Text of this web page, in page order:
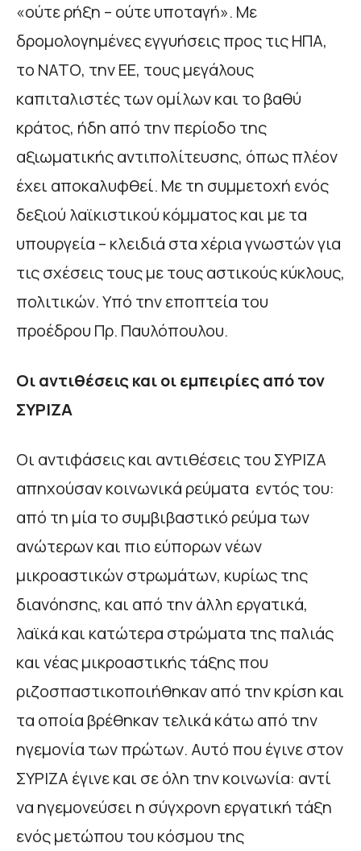
«ούτε ρήξη – ούτε υποταγή». Με
δρομολογημένες εγγυήσεις προς τις ΗΠΑ,
το ΝΑΤΟ, την ΕΕ, τους μεγάλους
καπιταλιστές των ομίλων και το βαθύ
κράτος, ήδη από την περίοδο της
αξιωματικής αντιπολίτευσης, όπως πλέον
έχει αποκαλυφθεί. Με τη συμμετοχή ενός
δεξιού λαϊκιστικού κόμματος και με τα
υπουργεία – κλειδιά στα χέρια γνωστών για
τις σχέσεις τους με τους αστικούς κύκλους,
πολιτικών. Υπό την εποπτεία του
προέδρου Πρ. Παυλόπουλου.
Οι αντιθέσεις και οι εμπειρίες από τον
ΣΥΡΙΖΑ
Οι αντιφάσεις και αντιθέσεις του ΣΥΡΙΖΑ
απηχούσαν κοινωνικά ρεύματα εντός του:
από τη μία το συμβιβαστικό ρεύμα των
ανώτερων και πιο εύπορων νέων
μικροαστικών στρωμάτων, κυρίως της
διανόησης, και από την άλλη εργατικά,
λαϊκά και κατώτερα στρώματα της παλιάς
και νέας μικροαστικής τάξης που
ριζοσπαστικοποιήθηκαν από την κρίση και
τα οποία βρέθηκαν τελικά κάτω από την
ηγεμονία των πρώτων. Αυτό που έγινε στον
ΣΥΡΙΖΑ έγινε και σε όλη την κοινωνία: αντί
να ηγεμονεύσει η σύγχρονη εργατική τάξη
ενός μετώπου του κόσμου της